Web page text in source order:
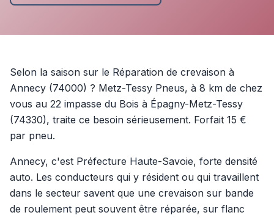
Selon la saison sur le Réparation de crevaison à
Annecy (74000) ? Metz-Tessy Pneus, à 8 km de chez
vous au 22 impasse du Bois à Épagny-Metz-Tessy
(74330), traite ce besoin sérieusement. Forfait 15 €
par pneu.
Annecy, c'est Préfecture Haute-Savoie, forte densité
auto. Les conducteurs qui y résident ou qui travaillent
dans le secteur savent que une crevaison sur bande
de roulement peut souvent être réparée, sur flanc